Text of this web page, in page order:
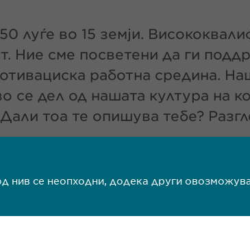
луѓе во 15 земји.
Ние сме посветени да ги
работна средина.
дел од нашата култура на
тоа те опишува тебе?
нив се неопходни, додека други